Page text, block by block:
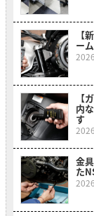
【
ー
【
内
す
金
た